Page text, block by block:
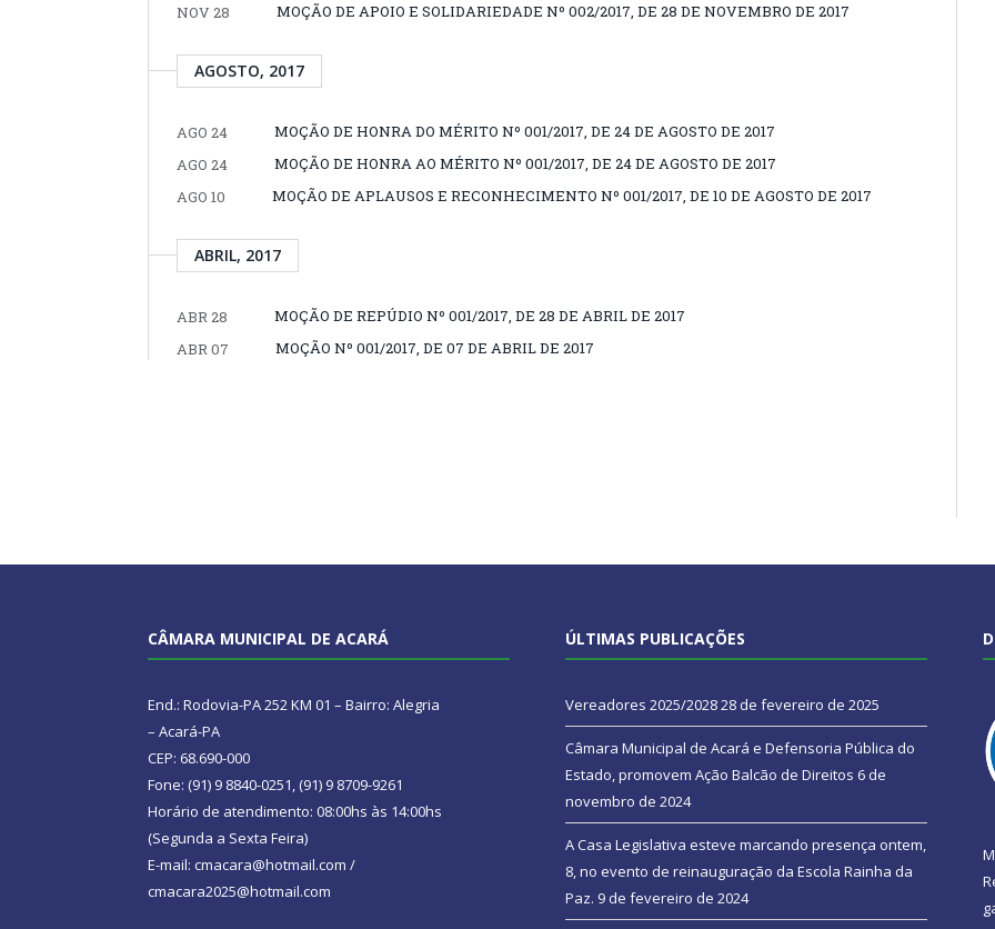
NOV 28 MOÇÃO DE APOIO E SOLIDARIEDADE Nº 002/2017, DE 28 DE NOVEMBRO DE 2017
AGOSTO, 2017
AGO 24
MOÇÃO DE HONRA DO MÉRITO Nº 001/2017, DE 24 DE AGOSTO DE 2017
AGO 24
MOÇÃO DE HONRA AO MÉRITO Nº 001/2017, DE 24 DE AGOSTO DE 2017
AGO 10
MOÇÃO DE APLAUSOS E RECONHECIMENTO Nº 001/2017, DE 10 DE AGOSTO DE 2017
ABRIL, 2017
ABR 28
MOÇÃO DE REPÚDIO Nº 001/2017, DE 28 DE ABRIL DE 2017
ABR 07
MOÇÃO Nº 001/2017, DE 07 DE ABRIL DE 2017
CÂMARA MUNICIPAL DE ACARÁ
End.: Rodovia-PA 252 KM 01 – Bairro: Alegria
– Acará-PA
CEP: 68.690-000
Fone: (91) 9 8840-0251, (91) 9 8709-9261
Horário de atendimento: 08:00hs às 14:00hs
(Segunda a Sexta Feira)
E-mail: cmacara@hotmail.com /
cmacara2025@hotmail.com
ÚLTIMAS PUBLICAÇÕES
Vereadores 2025/202828 de fevereiro de 2025
Câmara Municipal de Acará e Defensoria Pública do
Estado, promovem Ação Balcão de Direitos 6 de
novembro de 2024
A Casa Legislativa esteve marcando presença ontem,
8, no evento de reinauguração da Escola Rainha da
Paz. 9 de fevereiro de 2024